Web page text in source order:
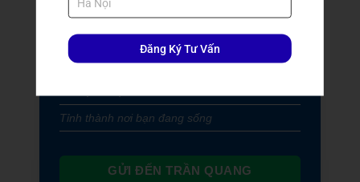
Đăng ký nhận tư vấn
GỬI ĐẾN TRẦN QUANG
Đăng Ký Tư Vấn